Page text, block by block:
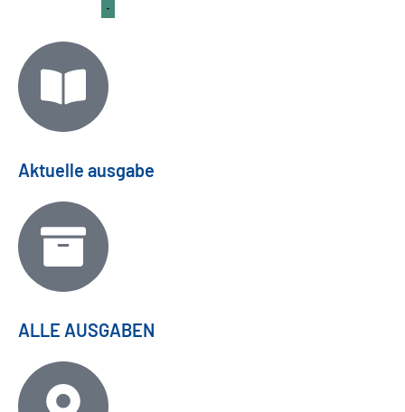
Aktuelle ausgabe
ALLE AUSGABEN